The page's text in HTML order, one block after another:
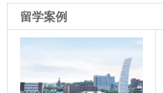
留学案例